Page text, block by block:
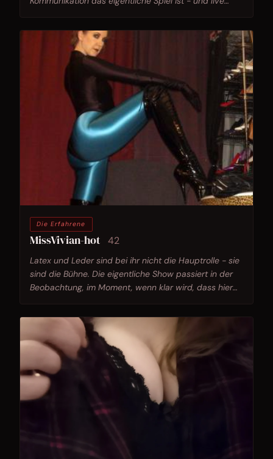
Die Erfahrene
MissVivian-hot 42
Latex und Leder sind bei ihr nicht die Hauptrolle - sie
sind die Bühne. Die eigentliche Show passiert in der
Beobachtung, im Moment, wenn klar wird, dass hier